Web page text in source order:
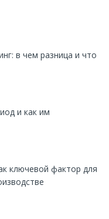
в чем разница и что
и как им
ключевой фактор для